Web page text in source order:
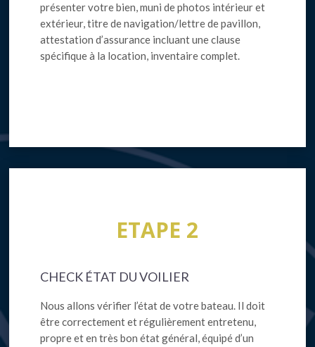
présenter votre bien, muni de photos intérieur et
extérieur, titre de navigation/lettre de pavillon,
attestation d’assurance incluant une clause
spécifique à la location, inventaire complet.
ETAPE 2
CHECK ÉTAT DU VOILIER
Nous allons vérifier l’état de votre bateau. Il doit
être correctement et régulièrement entretenu,
propre et en très bon état général, équipé d’un